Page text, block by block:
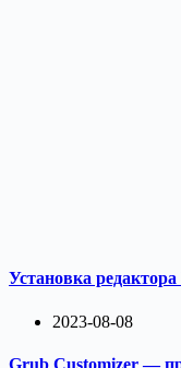
Установка
2023-08-08
Grub Customizer —